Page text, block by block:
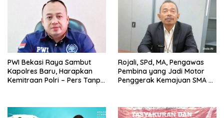
PWI Bekasi Raya Sambut
Kapolres Baru, Harapkan
Kemitraan Polri – Pers Tanpa
Rojali, SPd, MA, Pengawas
Pembina yang Jadi Motor
Penggerak Kemajuan SMA di